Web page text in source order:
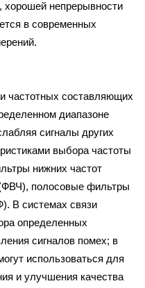
хорошей непрерывности
в современных
частотных составляющих
диапазоне
сигналы других
выбора частоты
нижних частот
полосовые фильтры
В системах связи
определенных
сигналов помех; в
использоваться для
и улучшения качества